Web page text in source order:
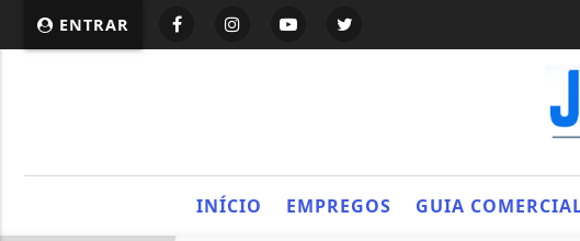
ENTRAR
INÍCIO EMPREGOS GUIA